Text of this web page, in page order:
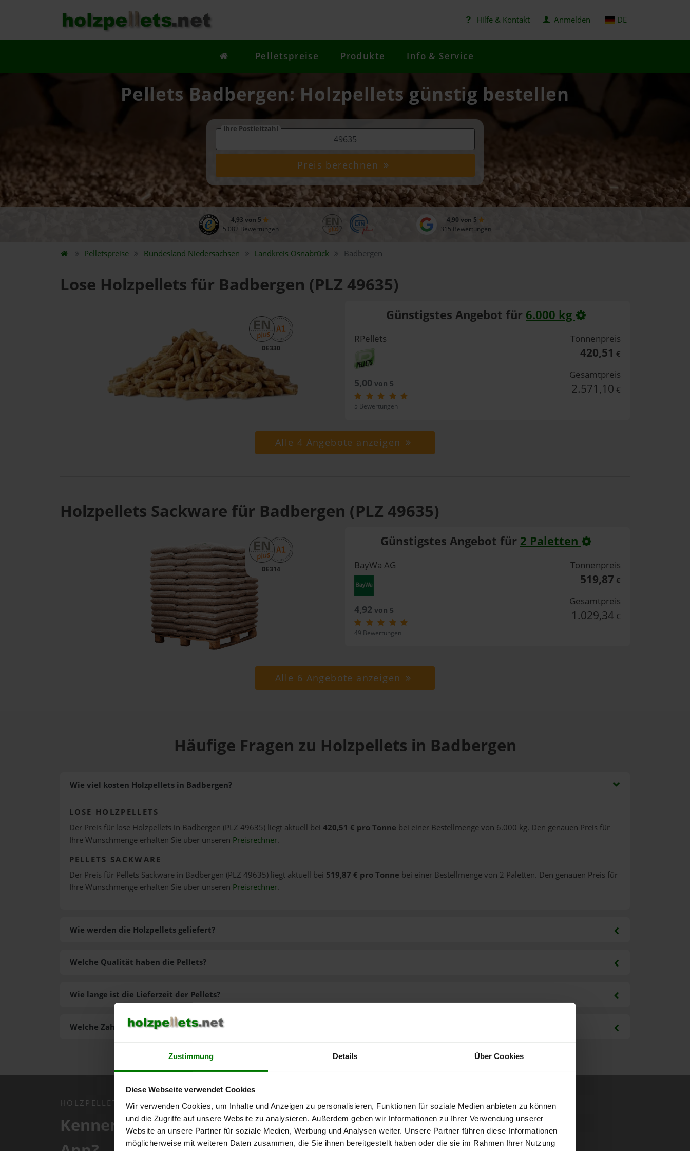
Zustimmung Details Über Cookies
Diese Webseite verwendet Cookies
Wir verwenden Cookies, um Inhalte und Anzeigen zu personalisieren, Funktionen für soziale Medien anbieten zu können
und die Zugriffe auf unsere Website zu analysieren. Außerdem geben wir Informationen zu Ihrer Verwendung unserer
Website an unsere Partner für soziale Medien, Werbung und Analysen weiter. Unsere Partner führen diese Informationen
möglicherweise mit weiteren Daten zusammen, die Sie ihnen bereitgestellt haben oder die sie im Rahmen Ihrer Nutzung
Hilfe & Kontakt Anmelden DE
Pelletspreise Produkte Info & Service
Pellets Badbergen: Holzpellets günstig bestellen
Ihre Postleitzahl
Preis berechnen
4,93 von 5
5.082 Bewertungen
4,90 von 5
315 Bewertungen
Pelletspreise Bundesland Niedersachsen Landkreis Osnabrück Badbergen
Lose Holzpellets für Badbergen (PLZ 49635)
DE330
Günstigstes Angebot für 6.000 kg
RPellets
5,00 von 5
5 Bewertungen
Tonnenpreis
420,51 €
Gesamtpreis
2.571,10 €
Alle 4 Angebote anzeigen
Holzpellets Sackware für Badbergen (PLZ 49635)
DE314
Günstigstes Angebot für 2 Paletten
BayWa AG
4,92von 5
49 Bewertungen
Tonnenpreis
519,87 €
Gesamtpreis
1.029,34 €
Alle 6 Angebote anzeigen
Häufige Fragen zu Holzpellets in Badbergen
Wie viel kosten Holzpellets in Badbergen?
LOSE HOLZPELLETS
Der Preis für lose Holzpellets in Badbergen (PLZ 49635) liegt aktuell bei 420,51 € pro Tonne bei einer Bestellmenge von 6.000 kg. Den genauen Preis für
Ihre Wunschmenge erhalten Sie über unseren Preisrechner.
PELLETS SACKWARE
Der Preis für Pellets Sackware in Badbergen (PLZ 49635) liegt aktuell bei 519,87 € pro Tonne bei einer Bestellmenge von 2 Paletten. Den genauen Preis für
Ihre Wunschmenge erhalten Sie über unseren Preisrechner.
Wie werden die Holzpellets geliefert?
Welche Zahlungsarten gibt es?
Welche Qualität haben die Pellets?
Wie lange ist die Lieferzeit der Pellets?
HOLZPELLETS.NET APP
Kennen Sie schon unsere kostenlose